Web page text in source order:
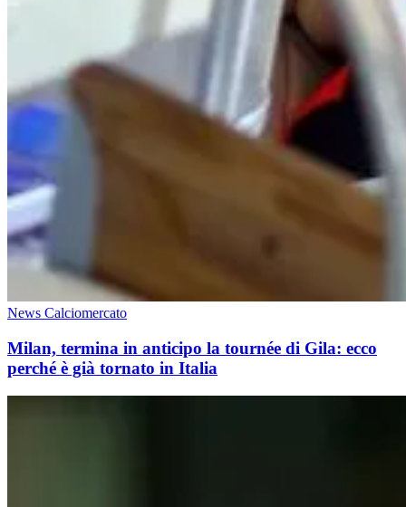
News Calciomercato
Milan, termina in anticipo la tournée di Gila: ecco
perché è già tornato in Italia